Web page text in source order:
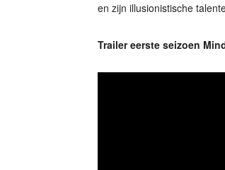
en zijn illusionistische
Trailer eerste seizoen